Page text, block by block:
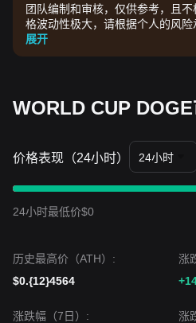
团队编制和审核，仅供参考，且
格波动性极大，请根据个人的风险
展开
WORLD CUP
价格表现（24小时） 24小时
24小时最低价$0
历史最高价（ATH）:
$0.{12}4564
涨
涨跌幅（7日）:
涨